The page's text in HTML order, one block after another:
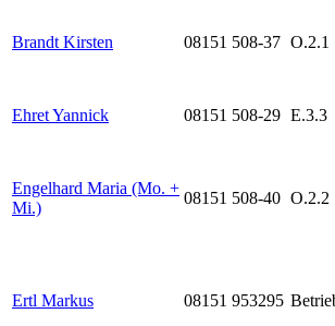
Brandt Kirsten 08151 508-37 O.2.1
Ehret Yannick 08151 508-29 E.3.3
Engelhard Maria (Mo. +
Mi.)
08151 508-40 O.2.2
Ertl Markus 08151 953295